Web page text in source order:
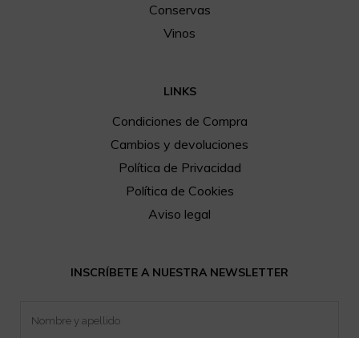
Conservas
Vinos
LINKS
Condiciones de Compra
Cambios y devoluciones
Política de Privacidad
Política de Cookies
Aviso legal
INSCRÍBETE A NUESTRA NEWSLETTER